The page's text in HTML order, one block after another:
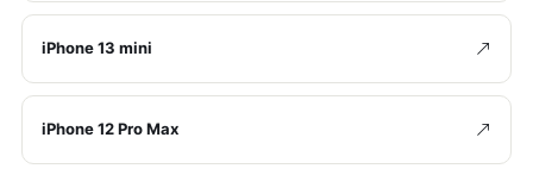
iPhone 13 mini
iPhone 12 Pro Max